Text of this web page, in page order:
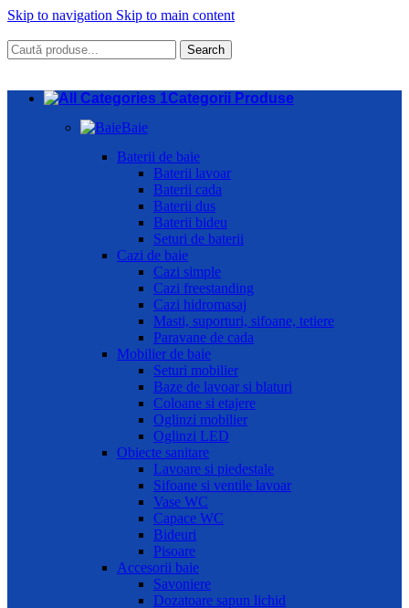
Skip to navigation Skip to main content
Search
Categorii Produse
Baie
Baterii de baie
Baterii lavoar
Baterii cada
Baterii dus
Baterii bideu
Seturi de baterii
Cazi de baie
Cazi simple
Cazi freestanding
Cazi hidromasaj
Masti, suporturi, sifoane, tetiere
Paravane de cada
Mobilier de baie
Seturi mobilier
Baze de lavoar si blaturi
Coloane si etajere
Oglinzi mobilier
Oglinzi LED
Obiecte sanitare
Lavoare si piedestale
Sifoane si ventile lavoar
Vase WC
Capace WC
Bideuri
Pisoare
Accesorii baie
Savoniere
Dozatoare sapun lichid